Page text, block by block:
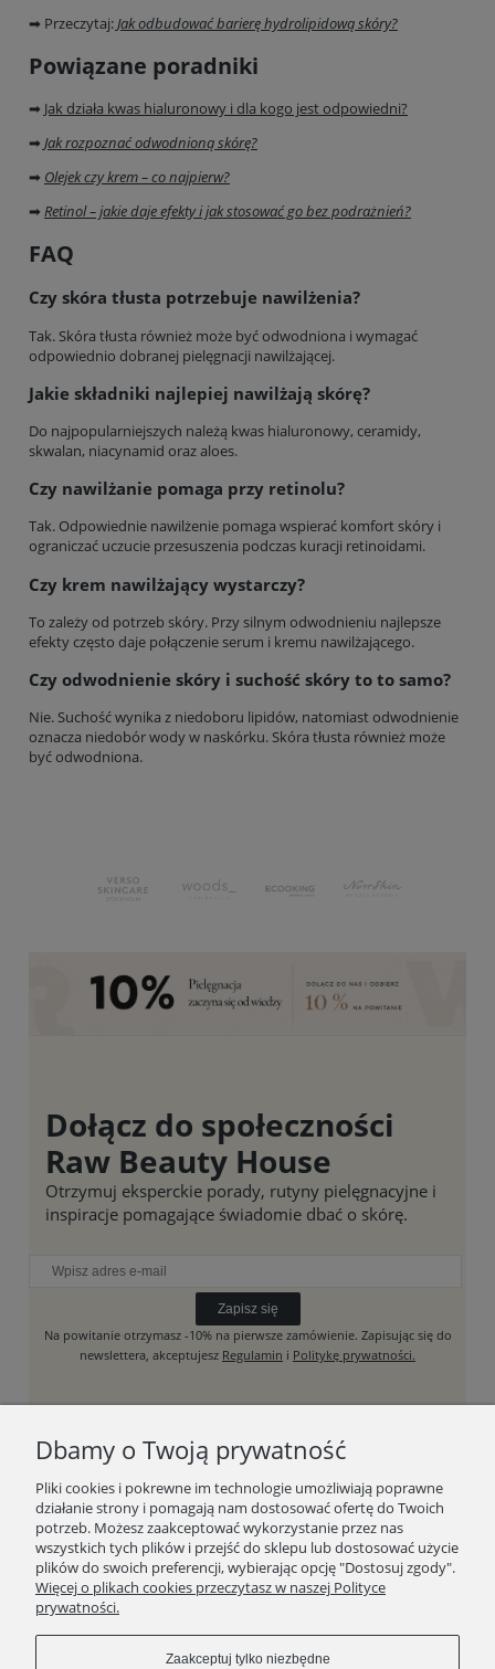
➡ Przeczytaj:Jak odbudować barierę hydrolipidową skóry?
Powiązane poradniki
➡ Jak działa kwas hialuronowy i dla kogo jest odpowiedni?
➡ Jak rozpoznać odwodnioną skórę?
➡ Olejek czy krem – co najpierw?
➡ Retinol – jakie daje efekty i jak stosować go bez podrażnień?
FAQ
Czy skóra tłusta potrzebuje nawilżenia?
Tak. Skóra tłusta również może być odwodniona i wymagać
odpowiednio dobranej pielęgnacji nawilżającej.
Jakie składniki najlepiej nawilżają skórę?
Do najpopularniejszych należą kwas hialuronowy, ceramidy,
skwalan, niacynamid oraz aloes.
Czy nawilżanie pomaga przy retinolu?
Tak. Odpowiednie nawilżenie pomaga wspierać komfort skóry i
ograniczać uczucie przesuszenia podczas kuracji retinoidami.
Czy krem nawilżający wystarczy?
To zależy od potrzeb skóry. Przy silnym odwodnieniu najlepsze
efekty często daje połączenie serum i kremu nawilżającego.
Czy odwodnienie skóry i suchość skóry to to samo?
Nie. Suchość wynika z niedoboru lipidów, natomiast odwodnienie
oznacza niedobór wody w naskórku. Skóra tłusta również może
być odwodniona.
Dołącz do społeczności
Raw Beauty House
Otrzymuj eksperckie porady, rutyny pielęgnacyjne i
inspiracje pomagające świadomie dbać o skórę.
Zapisz się
Na powitanie otrzymasz -10% na pierwsze zamówienie. Zapisując się do
newslettera, akceptujesz Regulamin i Politykę prywatności.
SKLEP
RAW BEAUTY HOUSE
WAŻNE LINKI
Dbamy o Twoją prywatność
Pliki cookies i pokrewne im technologie umożliwiają poprawne
działanie strony i pomagają nam dostosować ofertę do Twoich
potrzeb. Możesz zaakceptować wykorzystanie przez nas
wszystkich tych plików i przejść do sklepu lub dostosować użycie
plików do swoich preferencji, wybierając opcję "Dostosuj zgody".
Więcej o plikach cookies przeczytasz w naszej Polityce
prywatności.
Zaakceptuj tylko niezbędne